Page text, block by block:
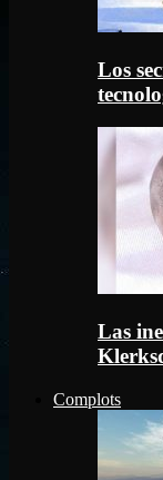
Los
Las
Complots